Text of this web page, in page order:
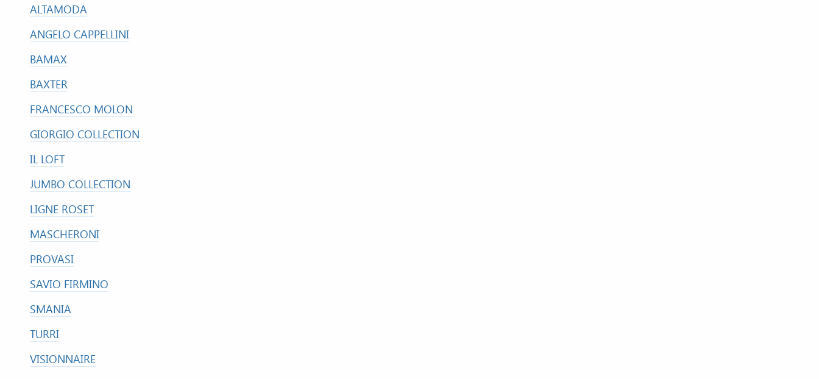
ALTAMODA
ANGELO CAPPELLINI
BAMAX
BAXTER
FRANCESCO MOLON
GIORGIO COLLECTION
IL LOFT
JUMBO COLLECTION
LIGNE ROSET
MASCHERONI
PROVASI
SAVIO FIRMINO
SMANIA
TURRI
VISIONNAIRE